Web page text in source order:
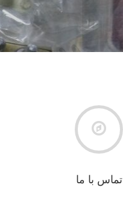
تماس با ما